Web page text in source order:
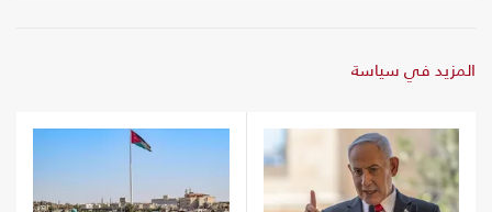
المزيد في سياسة